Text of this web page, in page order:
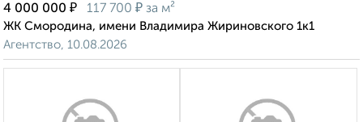
4 000 000 ₽ 117 700 ₽ за м²
ЖК Смородина, имени Владимира Жириновского 1к1
Агентство, 10.08.2026